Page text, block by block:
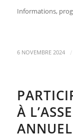
Informations,
6 NOVEMBRE 2024 /
À